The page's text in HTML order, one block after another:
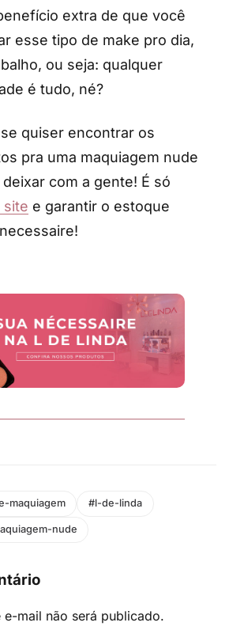
extra de que você
esse tipo de make pro dia,
ou seja: qualquer
é tudo, né?
quiser encontrar os
pra uma maquiagem nude
com a gente! É só
site e garantir o estoque
maquiagem #l-de-linda
nude
e-mail não será publicado.